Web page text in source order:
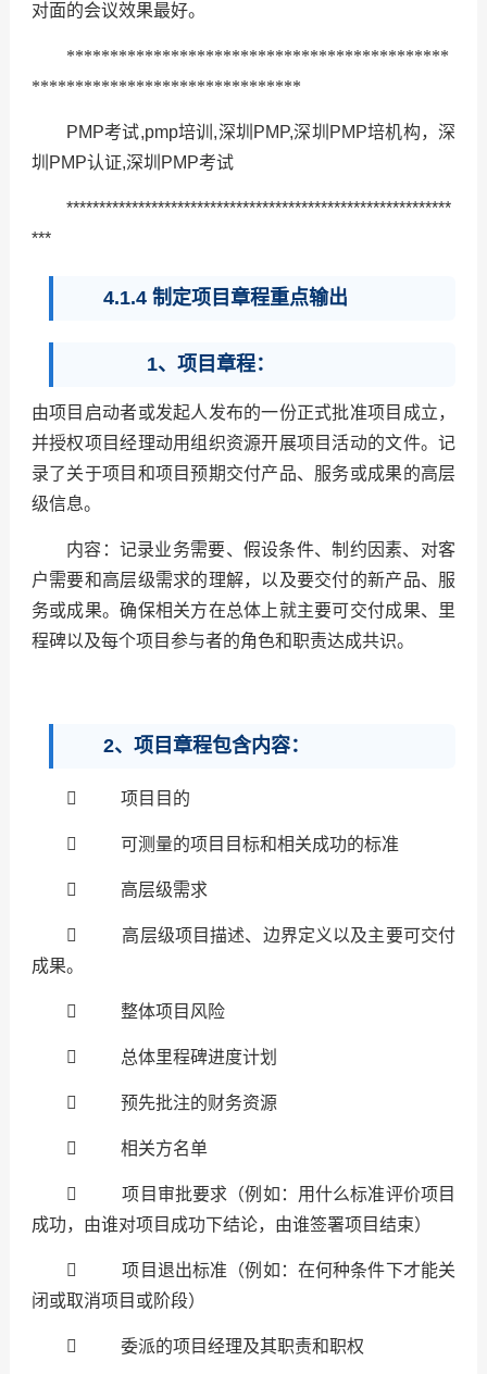
对面的会议效果最好。
********************************************
*******************************
PMP考试,pmp培训,深圳PMP,深圳PMP培机构，深
圳PMP认证,深圳PMP考试
***********************************************************
***
4.1.4 制定项目章程重点输出
1、项目章程：
由项目启动者或发起人发布的一份正式批准项目成立，
并授权项目经理动用组织资源开展项目活动的文件。记
录了关于项目和项目预期交付产品、服务或成果的高层
级信息。
内容：记录业务需要、假设条件、制约因素、对客
户需要和高层级需求的理解，以及要交付的新产品、服
务或成果。确保相关方在总体上就主要可交付成果、里
程碑以及每个项目参与者的角色和职责达成共识。
2、项目章程包含内容：
 项目目的
 可测量的项目目标和相关成功的标准
 高层级需求
 高层级项目描述、边界定义以及主要可交付
成果。
 整体项目风险
 总体里程碑进度计划
 预先批注的财务资源
 相关方名单
 项目审批要求（例如：用什么标准评价项目
成功，由谁对项目成功下结论，由谁签署项目结束）
 项目退出标准（例如：在何种条件下才能关
闭或取消项目或阶段）
 委派的项目经理及其职责和职权